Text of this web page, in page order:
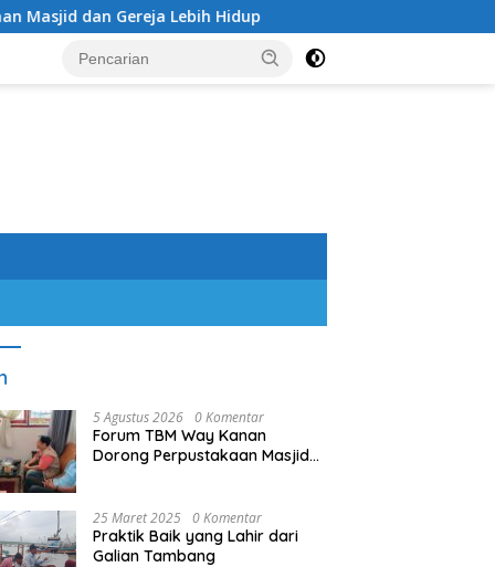
Gereja Lebih Hidup Kolaborasi Taman Pustaka KH
5 Agustus 2026 0 Komentar
Forum TBM Way Kanan
Dorong Perpustakaan Masjid
25 Maret 2025 0 Komentar
Praktik Baik yang Lahir dari
Galian Tambang